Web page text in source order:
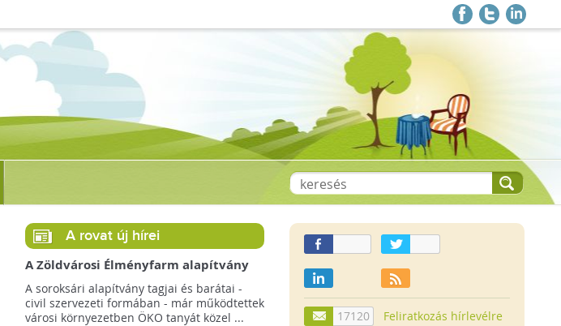
A rovat új hírei
A Zöldvárosi Élményfarm alapítvány
végre megkezdte gyakorlati
működését!
A soroksári alapítvány tagjai és barátai -
civil szervezeti formában - már működtettek
városi környezetben ÖKO tanyát közel ...
17120
Feliratkozás hírlevélre